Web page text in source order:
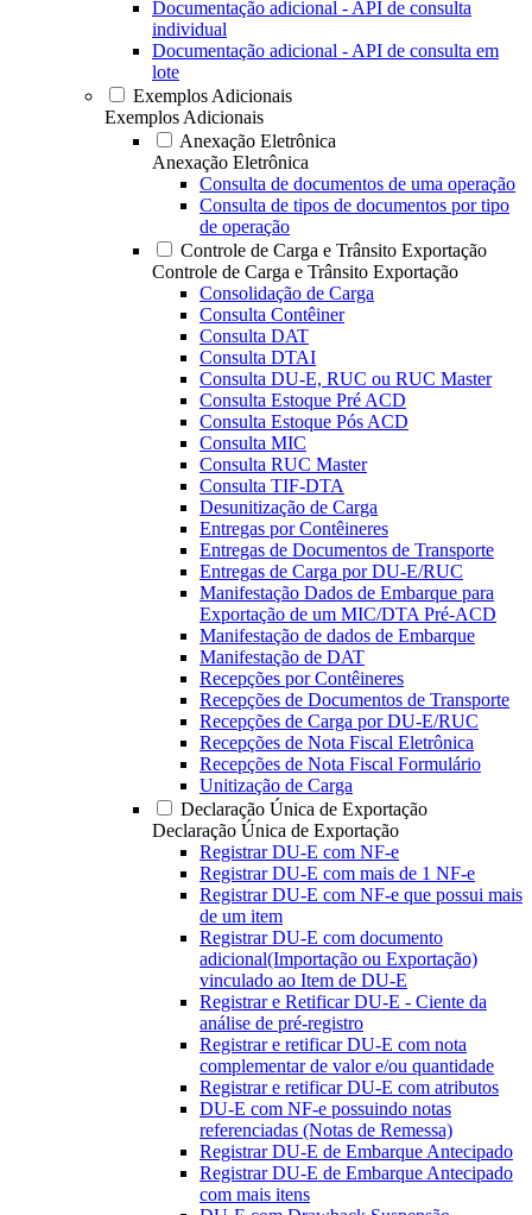
Documentação adicional - API de consulta
individual
Documentação adicional - API de consulta em
lote
Exemplos Adicionais
Exemplos Adicionais
Anexação Eletrônica
Anexação Eletrônica
Consulta de documentos de uma operação
Consulta de tipos de documentos por tipo
de operação
Controle de Carga e Trânsito Exportação
Controle de Carga e Trânsito Exportação
Consolidação de Carga
Consulta Contêiner
Consulta DAT
Consulta DTAI
Consulta DU-E, RUC ou RUC Master
Consulta Estoque Pré ACD
Consulta Estoque Pós ACD
Consulta MIC
Consulta RUC Master
Consulta TIF-DTA
Desunitização de Carga
Entregas por Contêineres
Entregas de Documentos de Transporte
Entregas de Carga por DU-E/RUC
Manifestação Dados de Embarque para
Exportação de um MIC/DTA Pré-ACD
Manifestação de dados de Embarque
Manifestação de DAT
Recepções por Contêineres
Recepções de Documentos de Transporte
Recepções de Carga por DU-E/RUC
Recepções de Nota Fiscal Eletrônica
Recepções de Nota Fiscal Formulário
Unitização de Carga
Declaração Única de Exportação
Declaração Única de Exportação
Registrar DU-E com NF-e
Registrar DU-E com mais de 1 NF-e
Registrar DU-E com NF-e que possui mais
de um item
Registrar DU-E com documento
adicional(Importação ou Exportação)
vinculado ao Item de DU-E
Registrar e Retificar DU-E - Ciente da
análise de pré-registro
Registrar e retificar DU-E com nota
complementar de valor e/ou quantidade
Registrar e retificar DU-E com atributos
DU-E com NF-e possuindo notas
referenciadas (Notas de Remessa)
Registrar DU-E de Embarque Antecipado
Registrar DU-E de Embarque Antecipado
com mais itens